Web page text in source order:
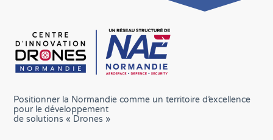
Positionner la Normandie comme un territoire d’excellence
pour le développement
de solutions « Drones »